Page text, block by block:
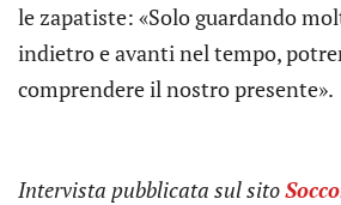
le zapatiste: «Solo guardando
indietro e avanti nel tempo,
comprendere il nostro presente».
Intervista pubblicata sul sito